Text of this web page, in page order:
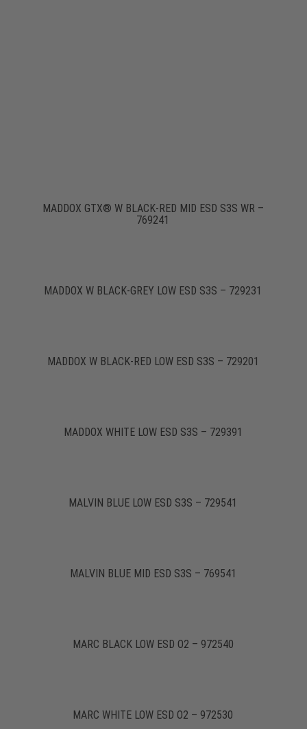
MADDOX GTX® W BLACK-RED MID ESD S3S WR –
769241
MADDOX W BLACK-GREY LOW ESD S3S – 729231
MADDOX W BLACK-RED LOW ESD S3S – 729201
MADDOX WHITE LOW ESD S3S – 729391
MALVIN BLUE LOW ESD S3S – 729541
MALVIN BLUE MID ESD S3S – 769541
MARC BLACK LOW ESD O2 – 972540
MARC WHITE LOW ESD O2 – 972530